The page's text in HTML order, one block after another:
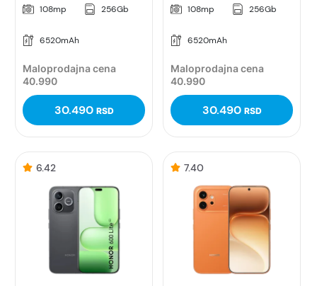
108mp 256Gb
6520mAh
Maloprodajna cena
40.990
30.490 RSD
108mp 256Gb
6520mAh
Maloprodajna cena
40.990
30.490 RSD
6.42 7.40